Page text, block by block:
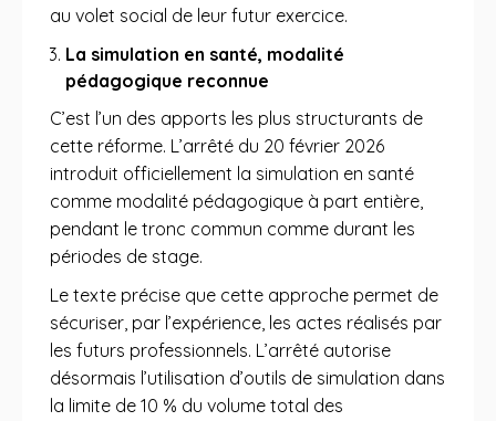
au volet social de leur futur exercice.
La simulation en santé, modalité
pédagogique reconnue
C’est l’un des apports les plus structurants de
cette réforme. L’arrêté du 20 février 2026
introduit officiellement la simulation en santé
comme modalité pédagogique à part entière,
pendant le tronc commun comme durant les
périodes de stage.
Le texte précise que cette approche permet de
sécuriser, par l’expérience, les actes réalisés par
les futurs professionnels. L’arrêté autorise
désormais l’utilisation d’outils de simulation dans
la limite de 10 % du volume total des